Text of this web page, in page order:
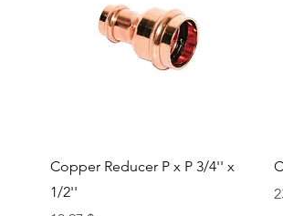
Быстрый просмотр
Copper Reducer P x P 3/4'' x
1/2''